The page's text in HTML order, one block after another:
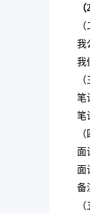
我
我
笔
笔
面
面
备